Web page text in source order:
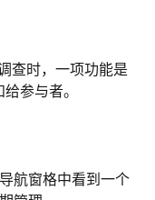
查时，一项功能是
参与者。
航窗格中看到一个